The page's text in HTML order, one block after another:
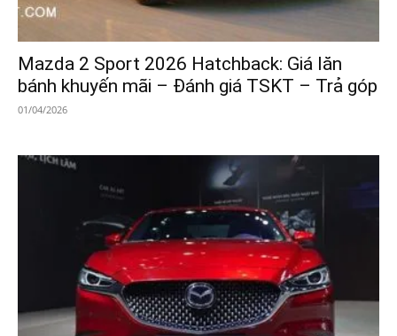
Mazda 2 Sport 2026 Hatchback: Giá lăn
bánh khuyến mãi – Đánh giá TSKT – Trả góp
01/04/2026